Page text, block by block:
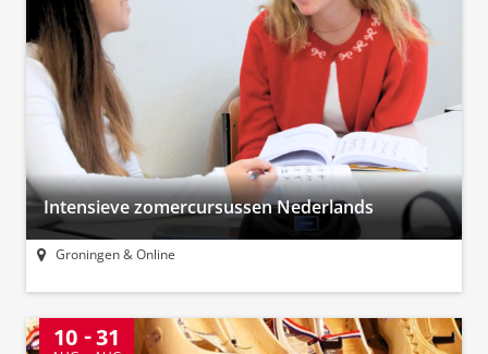
Intensieve zomercursussen Nederlands
Groningen & Online
10 31